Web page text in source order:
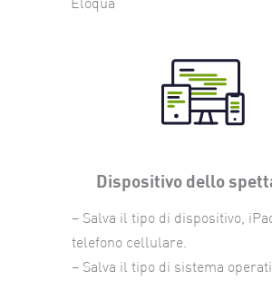
Dispositivo dello
– Salva il tipo di dispositivo,
telefono cellulare.
– Salva il tipo di sistema